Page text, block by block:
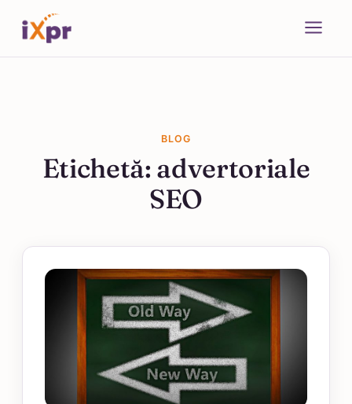
BLOG
Etichetă: advertoriale
SEO